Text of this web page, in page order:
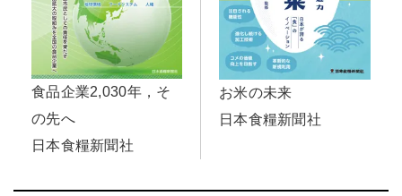
食品企業2,030年，そ
の先へ
日本食糧新聞社
お米の未来
日本食糧新聞社